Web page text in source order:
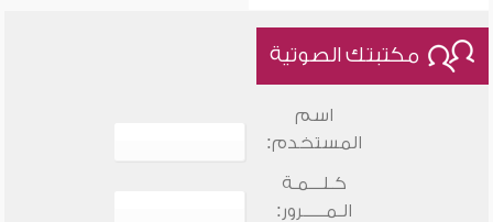
مكتبتك الصوتية
اسم
المستخدم:
كـلـــمـة
الـمـــــرور: